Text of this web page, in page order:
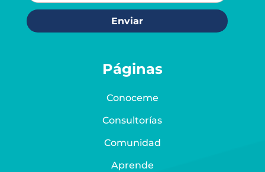
Enviar
Páginas
Conoceme
Consultorías
Comunidad
Aprende